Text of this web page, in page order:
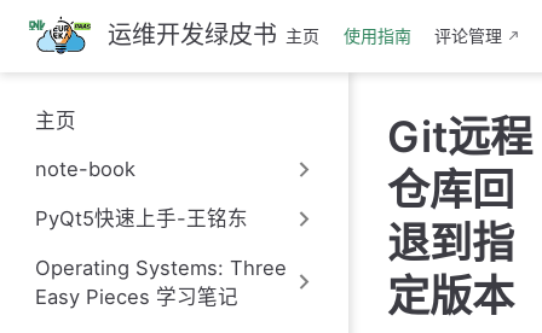
跳
至
主
要
內
运维开发绿皮书 主页 使用指南 评论管理
主页
note-book
PyQt5快速上手-王铭东
Operating Systems: Three
Easy Pieces 学习笔记
Git远程
仓库回
退到指
定版本